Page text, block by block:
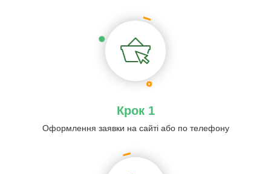
Крок 1
Оформлення заявки на сайті або по телефону